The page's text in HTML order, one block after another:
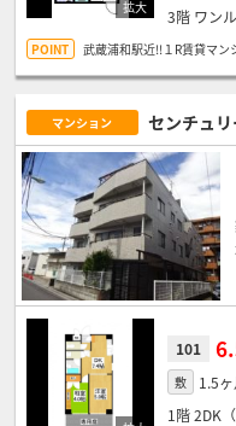
3階 ワン
武蔵浦和駅近!!１R賃貸マン
マンション センチュ
101
敷 1.5ヶ
1階2DK